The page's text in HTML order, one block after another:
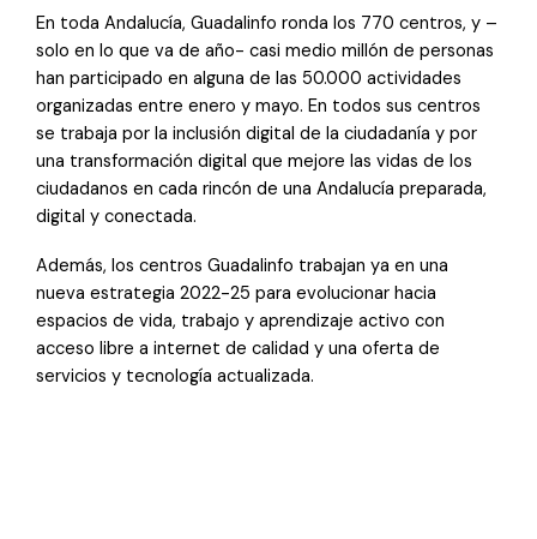
En toda Andalucía, Guadalinfo ronda los 770 centros, y –
solo en lo que va de año- casi medio millón de personas
han participado en alguna de las 50.000 actividades
organizadas entre enero y mayo. En todos sus centros
se trabaja por la inclusión digital de la ciudadanía y por
una transformación digital que mejore las vidas de los
ciudadanos en cada rincón de una Andalucía preparada,
digital y conectada.
Además, los centros Guadalinfo trabajan ya en una
nueva estrategia 2022-25 para evolucionar hacia
espacios de vida, trabajo y aprendizaje activo con
acceso libre a internet de calidad y una oferta de
servicios y tecnología actualizada.